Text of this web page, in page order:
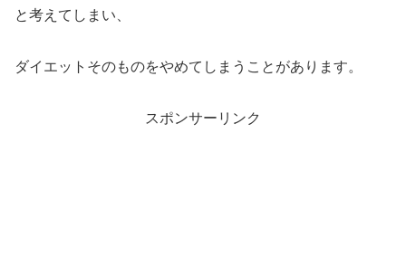
と考えてしまい、
ダイエットそのものをやめてしまうことがあります。
スポンサーリンク